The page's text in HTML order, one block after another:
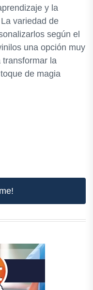
y la
variedad de
según el
una opción muy
transformar la
de magia